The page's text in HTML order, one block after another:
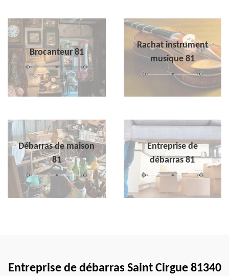
Brocanteur 81
Rachat instrument
musique 81
Débarras de maison
81
Entreprise de
débarras 81
Entreprise de débarras Saint Cirgue 81340